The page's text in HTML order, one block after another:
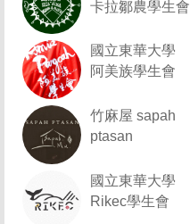
卡拉鄒農學生會
國立東華大學
阿美族學生會
竹麻屋 sapah
ptasan
國立東華大學
Rikec學生會